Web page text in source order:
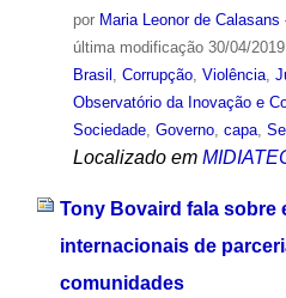
por Maria Leonor de Calasans
última modificação30/04/
Brasil , Corrupção, Violência,
Observatório da Inovação e
Sociedade, Governo, capa,
Localizado em
Tony Bovaird fala sobre
internacionais de
comunidades